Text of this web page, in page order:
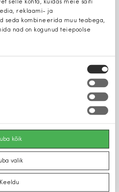
selle kohta, kuidas meie saiti
reklaami- ja
seda kombineerida muu teabega,
nad on kogunud teiepoolse
kõik
valik
Keeldu